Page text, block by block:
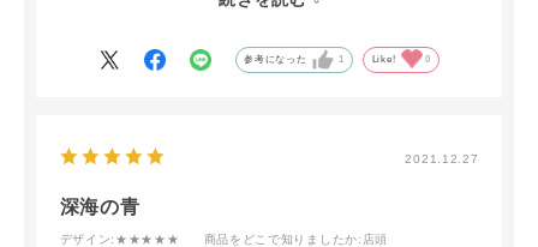
た以上に香りが広がって、大満足です！
参考になった 1 Like! 0
2021.12.27
深海の青
デザイン:★★★★★ 商品をどこで知りましたか:店頭